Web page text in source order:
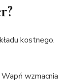
kostnego.
Wapń wzmacnia